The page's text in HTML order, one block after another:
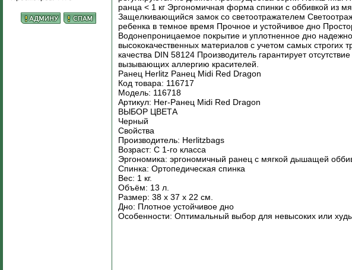
ранца < 1 кг Эргономичная форма спинки с оббивкой из
Защелкивающийся замок со светоотражателем
ребенка в темное время Прочное и устойчивое дно
Водонепроницаемое покрытие и уплотненное дно
высококачественных материалов с учетом самых строгих
качества DIN 58124 Производитель гарантирует
вызывающих аллергию красителей.
Ранец Herlitz Ранец Midi Red Dragon
Код товара: 116717
Модель: 116718
Артикул: Her-Ранец Midi Red Dragon
ВЫБОР ЦВЕТА
Черный
Свойства
Производитель: Herlitzbags
Возраст: С 1-го класса
Эргономика: эргономичный ранец с мягкой дышащей
Спинка: Ортопедическая спинка
Вес: 1 кг.
Объём: 13 л.
Размер: 38 x 37 x 22 см.
Дно: Плотное устойчивое дно
Особенности: Оптимальный выбор для невысоких или